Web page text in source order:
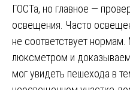
ГОСТа, но главное —
освещения. Часто
не соответствует
люксметром и
мог увидеть пешехода в